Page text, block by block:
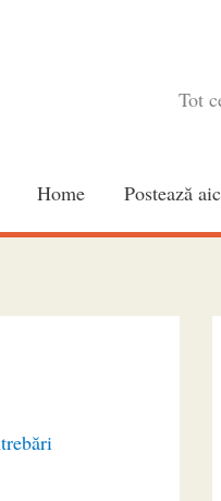
Tot
Home Postează